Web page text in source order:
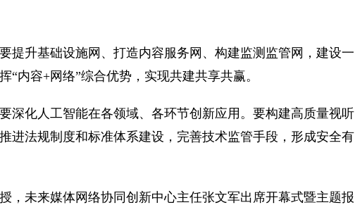
提升基础设施网、打造内容服务网、构建监测监管网，建设一
内容+网络”综合优势，实现共建共享共赢。
深化人工智能在各领域、各环节创新应用。要构建高质量视听
进法规制度和标准体系建设，完善技术监管手段，形成安全有
，未来媒体网络协同创新中心主任张文军出席开幕式暨主题报